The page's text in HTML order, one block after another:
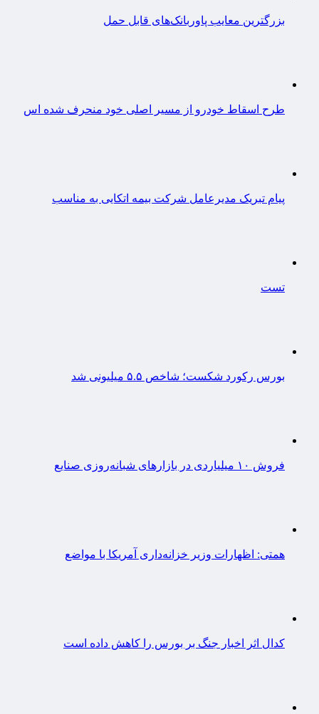
بزرگترین معایب پاوربانک‌های قابل حمل
طرح اسقاط خودرو از مسیر اصلی خود منحرف شده اس
پیام تبریک مدیرعامل شرکت بیمه اتکایی به مناسب
تست
بورس رکورد شکست؛ شاخص ۵.۵ میلیونی شد
فروش ۱۰ میلیاردی در بازارهای شبانه‌روزی صنایع
همتی: اظهارات وزیر خزانه‌داری آمریکا با مواضع
کدال اثر اخبار جنگ بر بورس را کاهش داده است